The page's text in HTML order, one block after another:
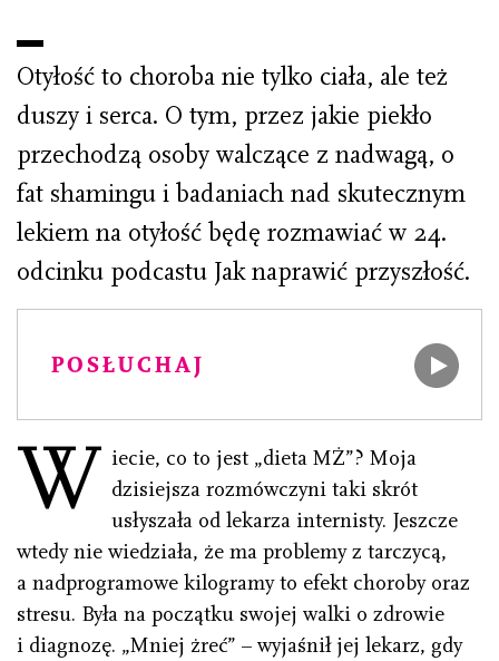
Otyłość to choroba nie tylko ciała, ale też
duszy i serca. O tym, przez jakie piekło
przechodzą osoby walczące z nadwagą, o
fat shamingu i badaniach nad skutecznym
lekiem na otyłość będę rozmawiać w 24.
odcinku podcastu Jak naprawić przyszłość.
POSŁUCHAJ
W iecie, co to jest „dieta MŻ”? Moja
dzisiejsza rozmówczyni taki skrót
usłyszała od lekarza internisty. Jeszcze
wtedy nie wiedziała, że ma problemy z tarczycą,
a nadprogramowe kilogramy to efekt choroby oraz
stresu. Była na początku swojej walki o zdrowie
i diagnozę. „Mniej żreć” – wyjaśnił jej lekarz, gdy